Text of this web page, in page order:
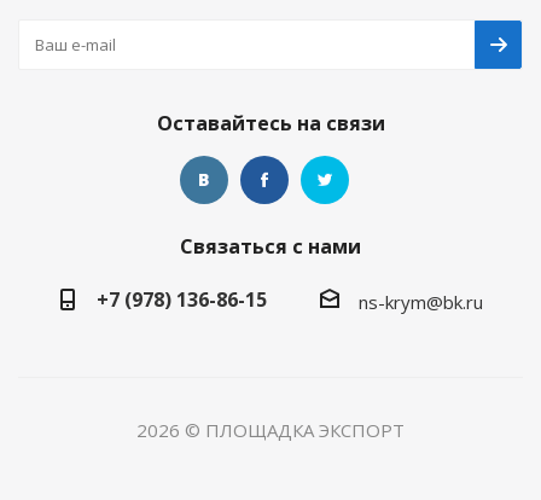
Оставайтесь на связи
Связаться с нами
+7 (978) 136-86-15
ns-krym@bk.ru
2026 © ПЛОЩАДКА ЭКСПОРТ